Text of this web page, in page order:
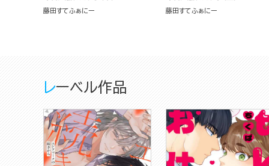
藤田すてふぁにー 藤田すてふぁにー
レーベル作品